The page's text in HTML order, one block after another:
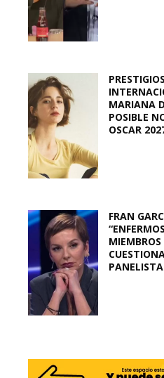
MARIANA
POSIBLE
OSCAR
FRAN
MIEMBROS
PANELISTA